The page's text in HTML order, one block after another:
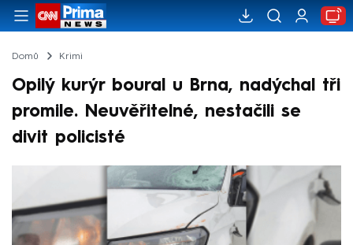
Domů Krimi
Opilý kurýr boural u Brna, nadýchal tři
promile. Neuvěřitelné, nestačili se
divit policisté